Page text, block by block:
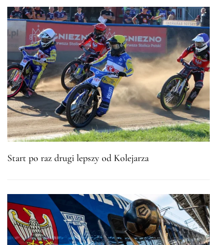
Start po raz drugi lepszy od Kolejarza